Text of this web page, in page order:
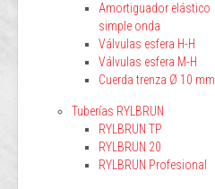
Amortiguador elástico
simple onda
Válvulas esfera H-H
Válvulas esfera M-H
Cuerda trenza Ø 10 mm
Tuberías RYLBRUN
RYLBRUN TP
RYLBRUN 20
RYLBRUN Profesional